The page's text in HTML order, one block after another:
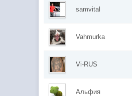
samvital
Vahmurka
Vi-RUS
Альфия